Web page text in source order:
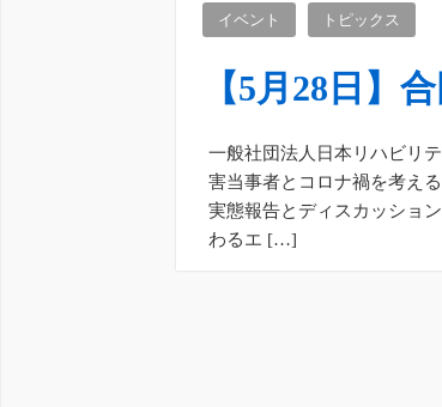
イベント トピックス
【5月28日】
一般社団法人日本リハビリ
害当事者とコロナ禍を考え
実態報告とディスカッショ
わるエ […]